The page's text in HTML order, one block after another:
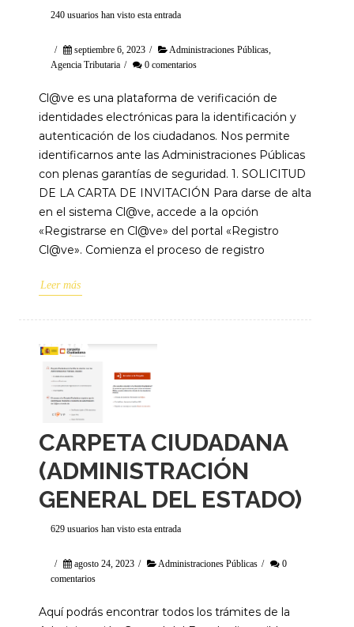
240 usuarios han visto esta entrada
/ septiembre 6, 2023 / Administraciones Públicas
Agencia Tributaria / 0 comentarios
Cl@ve es una plataforma de verificación de
identidades electrónicas para la identificación y
autenticación de los ciudadanos. Nos permite
identificarnos ante las Administraciones Públicas
con plenas garantías de seguridad. 1. SOLICITUD
DE LA CARTA DE INVITACIÓN Para darse de alta
en el sistema Cl@ve, accede a la opción
«Registrarse en Cl@ve» del portal «Registro
Cl@ve». Comienza el proceso de registro
Leer más
CARPETA CIUDADANA
(ADMINISTRACIÓN
GENERAL DEL ESTADO)
629 usuarios han visto esta entrada
/ agosto 24, 2023 / Administraciones Públicas /
0
comentarios
Aquí podrás encontrar todos los trámites de la